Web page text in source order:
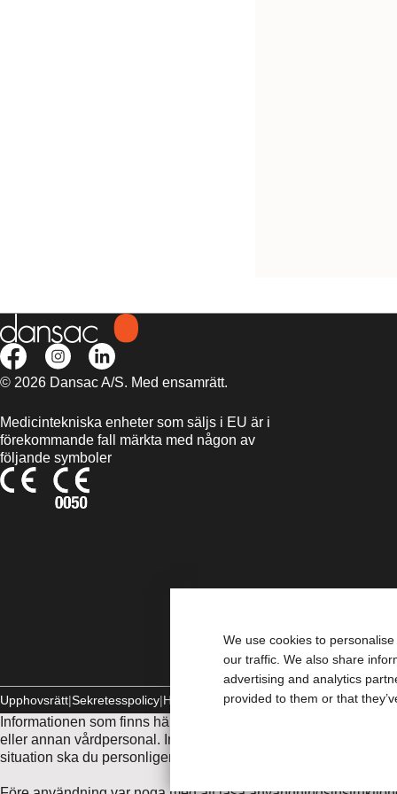
We use cookies to
our traffic. We also share
advertising and analytics
provided to them or that
© 2026 Dansac A/S. Med ensamrätt.
Medicintekniska enheter som säljs i EU är i
förekommande fall märkta med någon av
följande symboler
Upphovsrätt Sekretesspolicy Hantera Cookies
Informationen som finns här är inte avsedd som medicinsk
eller annan vårdpersonal. Informationen här ska inte
situation ska du personligen omedelbart söka medicinsk